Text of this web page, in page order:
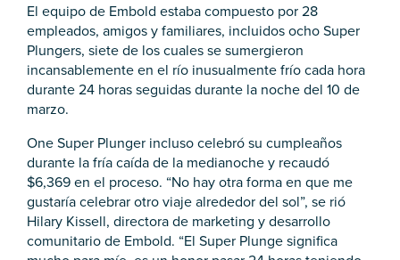
El equipo de Embold estaba compuesto por 28
empleados, amigos y familiares, incluidos ocho Super
Plungers, siete de los cuales se sumergieron
incansablemente en el río inusualmente frío cada hora
durante 24 horas seguidas durante la noche del 10 de
marzo.
One Super Plunger incluso celebró su cumpleaños
durante la fría caída de la medianoche y recaudó
$6,369 en el proceso. “No hay otra forma en que me
gustaría celebrar otro viaje alrededor del sol”, se rió
Hilary Kissell, directora de marketing y desarrollo
comunitario de Embold. “El Super Plunge significa